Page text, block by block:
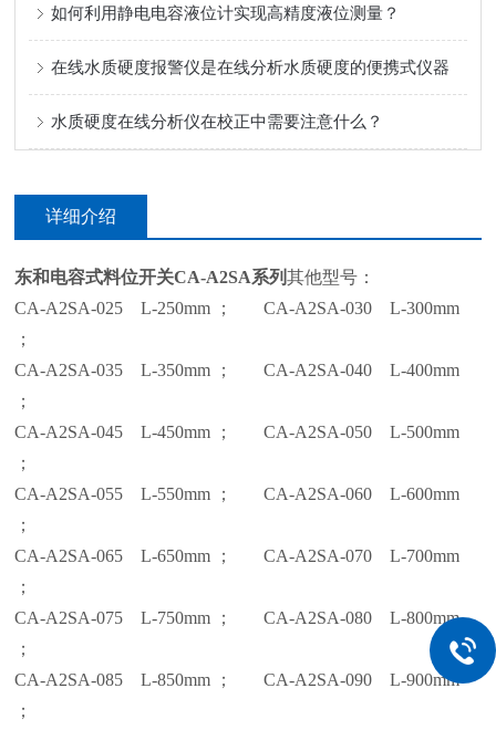
如何利用静电电容液位计实现高精度液位测量？
在线水质硬度报警仪是在线分析水质硬度的便携式仪器
水质硬度在线分析仪在校正中需要注意什么？
详细介绍
东和电容式料位开关CA-A2SA系列其他型号：
CA-A2SA-025 L-250mm ； CA-A2SA-030 L-300mm
；
CA-A2SA-035 L-350mm ； CA-A2SA-040 L-400mm
；
CA-A2SA-045 L-450mm ； CA-A2SA-050 L-500mm
；
CA-A2SA-055 L-550mm ； CA-A2SA-060 L-600mm
；
CA-A2SA-065 L-650mm ；
CA-A2SA-070 L-700mm
；
CA-A2SA-075 L-750mm ； CA-A2SA-080 L-800mm
；
CA-A2SA-085 L-850mm ； CA-A2SA-090 L-900mm
；